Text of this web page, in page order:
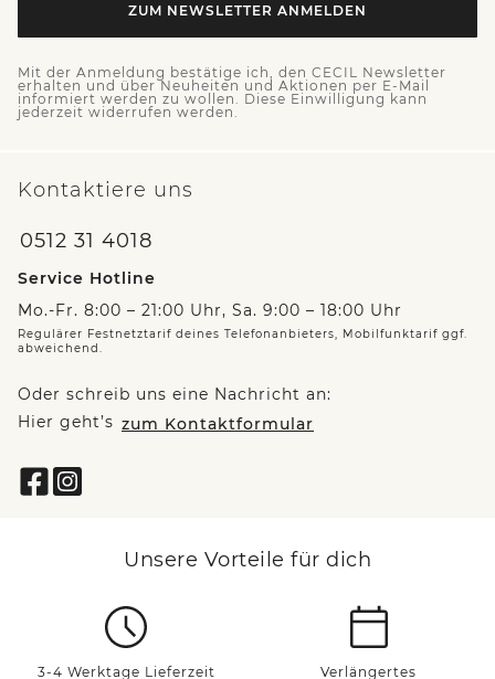
ZUM NEWSLETTER ANMELDEN
Mit der Anmeldung bestätige ich, den CECIL Newsletter
erhalten und über Neuheiten und Aktionen per E-Mail
informiert werden zu wollen. Diese Einwilligung kann
jederzeit widerrufen werden.
Kontaktiere uns
0512 31 4018
Service Hotline
Mo.-Fr. 8:00 – 21:00 Uhr, Sa. 9:00 – 18:00 Uhr
Regulärer Festnetztarif deines Telefonanbieters, Mobilfunktarif ggf.
abweichend.
Oder schreib uns eine Nachricht an:
Hier geht’s zum Kontaktformular
Unsere Vorteile für dich
3-4 Werktage Lieferzeit
Verlängertes